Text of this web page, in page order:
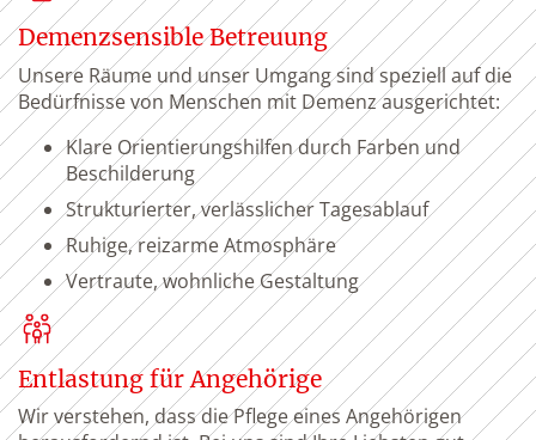
Demenzsensible Betreuung
Unsere Räume und unser Umgang sind speziell auf die
Bedürfnisse von Menschen mit Demenz ausgerichtet:
Klare Orientierungshilfen durch Farben und
Beschilderung
Strukturierter, verlässlicher Tagesablauf
Ruhige, reizarme Atmosphäre
Vertraute, wohnliche Gestaltung
Entlastung für Angehörige
Wir verstehen, dass die Pflege eines Angehörigen